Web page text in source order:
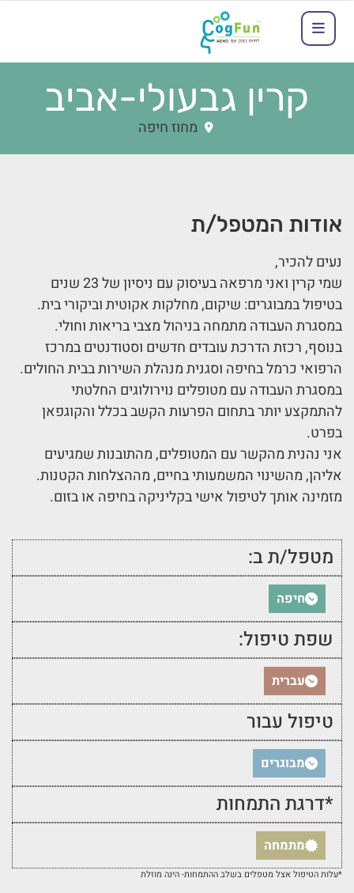
קרין גבעולי-אביב
מחוז חיפה
אודות המטפל/ת
נעים להכיר,
שמי קרין ואני מרפאה בעיסוק עם ניסיון של 23 שנים
בטיפול במבוגרים: שיקום, מחלקות אקוטית וביקורי בית.
במסגרת העבודה מתמחה בניהול מצבי בריאות וחולי.
בנוסף, רכזת הדרכת עובדים חדשים וסטודנטים במרכז
הרפואי כרמל בחיפה וסגנית מנהלת השירות בבית החולים.
במסגרת העבודה עם מטופלים נוירולוגים החלטתי
להתמקצע יותר בתחום הפרעות הקשב בכלל והקוגפאן
בפרט.
אני נהנית מהקשר עם המטופלים, מהתובנות שמגיעים
אליהן, מהשינוי המשמעותי בחיים, מההצלחות הקטנות.
מזמינה אותך לטיפול אישי בקליניקה בחיפה או בזום.
מטפל/ת ב:
חיפה
שפת טיפול:
עברית
טיפול עבור
מבוגרים
*דרגת התמחות
מתמחה
*עלות הטיפול אצל מטפלים בשלב ההתמחות- הינה מוזלת